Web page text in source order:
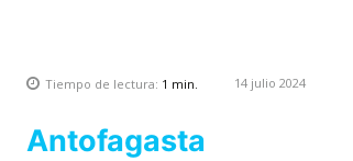
Tiempo de lectura: 1 min. 14 julio 2024
Antofagasta